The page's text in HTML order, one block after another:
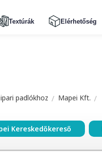
Textúrák Elérhetőség
padlókhoz Mapei Kft.
Kereskedőkereső